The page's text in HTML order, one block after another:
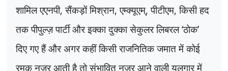
शामिल एएनपी,सैंकड़ों मिश्रान,एम्क्यूएम्,पीटीएम,किसी हद
तक पीपुल्ज़ पार्टी और इक्का दुक्का सेकुलर लिबरल‘ठोक’
दिए गए हैं और अगर कहीं किसी राजनितिक जमात में कोई
रमक नजर आती है तो संभावित नजर आने वाली यलगार में